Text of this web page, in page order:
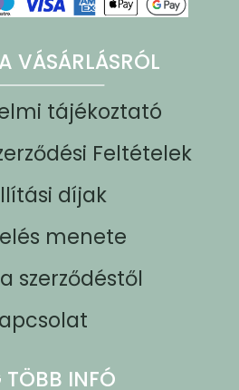
VÁSÁRLÁSRÓL
tájékoztató
Feltételek
díjak
menete
szerződéstől
TÖBB INFÓ